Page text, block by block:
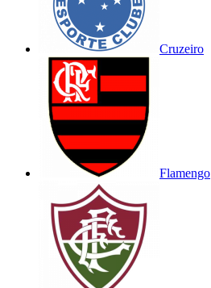
Cruzeiro
Flamengo